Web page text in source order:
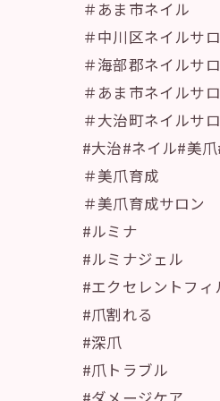
＃あま市ネイル
＃中川区ネイルサ
＃海部郡ネイルサ
＃あま市ネイルサ
＃大治町ネイルサ
#大治#ネイル#美
＃美爪育成
＃美爪育成サロン
#ルミナ
#ルミナジェル
#エクセレントフィ
#爪割れる
#深爪
#爪トラブル